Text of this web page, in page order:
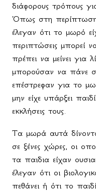
διάφορους τρόπους
Όπως στη περίπτωση
έλεγαν ότι το μωρό
περιπτώσεις μπορεί
πρέπει να μείνει για
μπορούσαν να πάνε
επέστρεφαν για το
μην είχε υπάρξει
εκκλήσεις τους.
Τα μωρά αυτά
σε ξένες χώρες, οι
τα παιδια είχαν
έλεγαν ότι οι
πεθάνει ή ότι το